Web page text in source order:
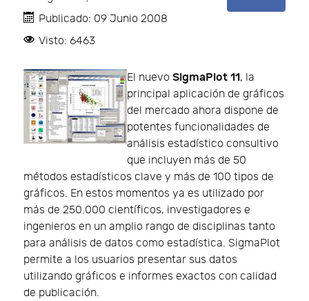
Publicado: 09 Junio 2008
Visto: 6463
El nuevo SigmaPlot 11, la
principal aplicación de gráficos
del mercado ahora dispone de
potentes funcionalidades de
análisis estadístico consultivo
que incluyen más de 50
métodos estadísticos clave y más de 100 tipos de
gráficos. En estos momentos ya es utilizado por
más de 250.000 científicos, investigadores e
ingenieros en un amplio rango de disciplinas tanto
para análisis de datos como estadística. SigmaPlot
permite a los usuarios presentar sus datos
utilizando gráficos e informes exactos con calidad
de publicación.